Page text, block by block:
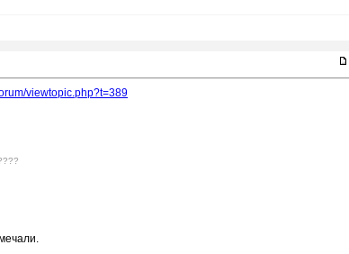
viewtopic.php?t=389